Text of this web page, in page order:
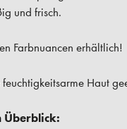
und frisch.
Farbnuancen erhältlich!
feuchtigkeitsarme Haut
Überblick: